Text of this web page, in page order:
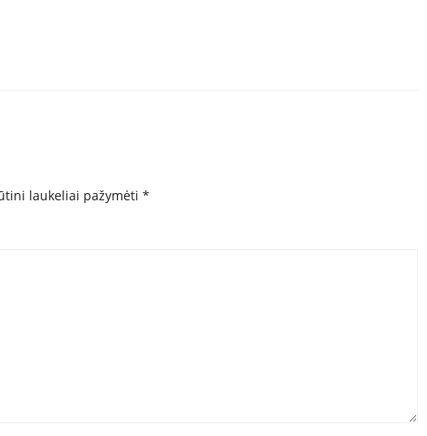
laukeliai pažymėti *